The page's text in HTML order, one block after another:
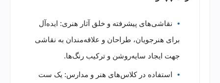
نقاشی‌های پیشرفته و خلق آثار هنری: ایده‌آل
برای هنرجویان، طراحان و علاقه‌مندان به نقاشی
جهت ایجاد سایه‌روشن و ترکیب رنگ‌ها.
استفاده در کلاس‌های هنر و مدارس: یک ست